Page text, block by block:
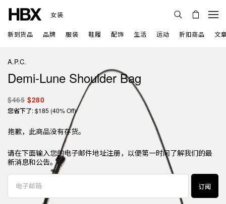
女装
新到货品 品牌 服装 鞋履 配饰 生活 运动 折扣商品 文
A.P.C.
Demi-Lune Shoulder Bag
$465 $280
您省下了: $185 (40% Off)
抱歉，此商品没有存货。
请在下面输入您的电子邮件地址注册，以便第一时间了解我们的最
新消息和公告。
订阅